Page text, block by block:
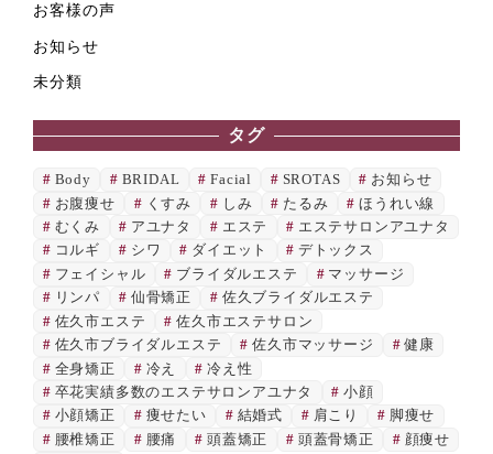
お客様の声
お知らせ
未分類
タグ
Body BRIDAL Facial SROTAS
お知らせ
お腹痩せ
くすみ しみ たるみ
ほうれい線
むくみ
アユナタ エステ
エステサロンアユナタ
コルギ
シワ ダイエット
デトックス
フェイシャル
ブライダルエステ
マッサージ
リンパ
仙骨矯正
佐久ブライダルエステ
佐久市エステ
佐久市エステサロン
佐久市ブライダルエステ
佐久市マッサージ
健康
全身矯正
冷え
冷え性
卒花実績多数のエステサロンアユナタ
小顔
小顔矯正
痩せたい 結婚式 肩こり
脚痩せ
腰椎矯正
腰痛 頭蓋矯正 頭蓋骨矯正
顔痩せ